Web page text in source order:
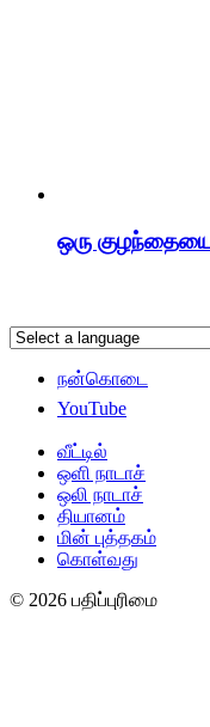
ஒரு
நன்கொடை
YouTube
வீட்டில்
ஒளி நாடாச்
ஒலி நாடாச்
தியானம்
மின் புத்தகம்
கொள்வது
© 2026 பதிப்புரிமை